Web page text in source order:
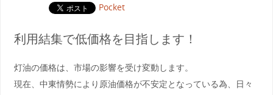
Pocket
利用結集で低価格を目指します！
灯油の価格は、市場の影響を受け変動します。
現在、中東情勢により原油価格が不安定となっている為、日々